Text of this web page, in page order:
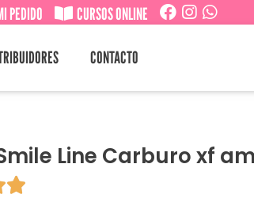
PEDIDO CURSOS ONLINE
CONTACTO
Line Carburo xf
